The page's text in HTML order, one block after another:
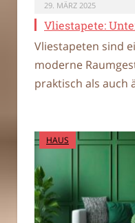
29. MÄRZ 2025
Vliestapete:
Vliestapeten sind
moderne
praktisch als auch
HAUS